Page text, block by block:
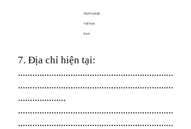
Nghề nghiệp
Việt Nam
Kinh
7. Địa chỉ hiện tại:
.................................................................
.................................................................
....................
.................................................................
.................................................................